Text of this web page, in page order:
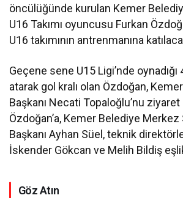
öncülüğünde kurulan Kemer
U16 Takımı oyuncusu Furkan
U16 takımının antrenmanına
Geçene sene U15 Ligi’nde
atarak gol kralı olan Özdoğan,
Başkanı Necati Topaloğlu’nu
Özdoğan’a, Kemer Belediye
Başkanı Ayhan Süel, teknik
İskender Gökcan ve Melih Bildiş
Göz Atın